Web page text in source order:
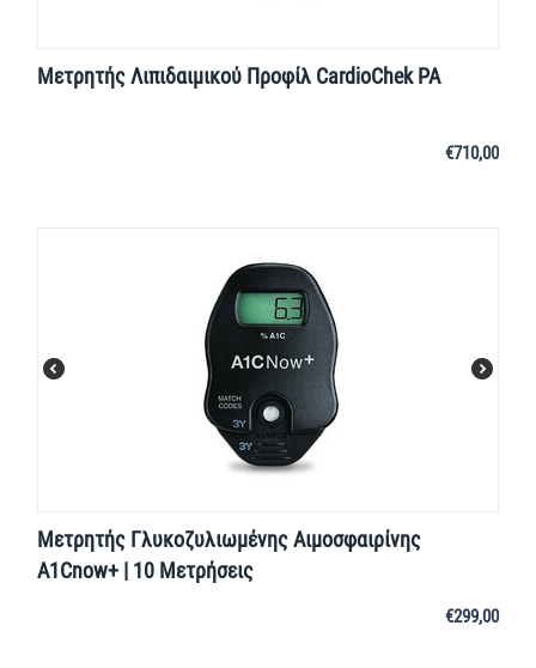
Μετρητής Λιπιδαιμικού Προφίλ CardioChek PA
€710,00
Μετρητής Γλυκοζυλιωμένης Αιμοσφαιρίνης
A1Cnow+ | 10 Μετρήσεις
€299,00